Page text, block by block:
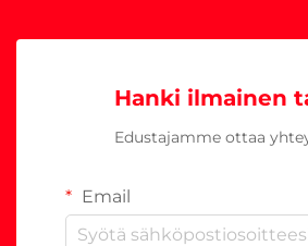
Hanki ilmainen
Edustajamme ottaa
Email